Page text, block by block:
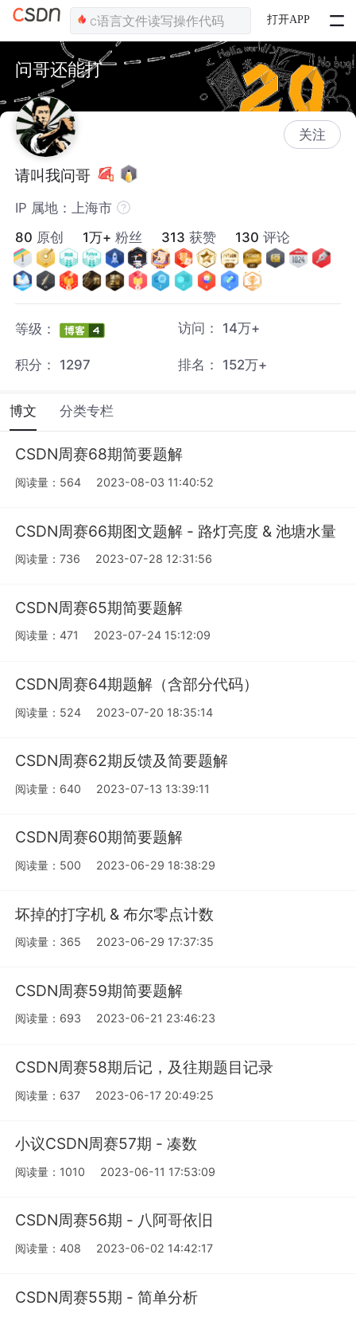
打开APP
问哥还能打
关注
请叫我问哥
IP 属地：上海市
80 原创 1万+ 粉丝 313 获赞 130 评论
等级： 访问： 14万+
积分： 1297 排名： 152万+
博文 分类专栏
CSDN周赛68期简要题解
阅读量：564 2023-08-03 11:40:52
CSDN周赛66期图文题解 - 路灯亮度 & 池塘水量
阅读量：736 2023-07-28 12:31:56
CSDN周赛65期简要题解
阅读量：471 2023-07-24 15:12:09
CSDN周赛64期题解（含部分代码）
阅读量：524 2023-07-20 18:35:14
CSDN周赛62期反馈及简要题解
阅读量：640 2023-07-13 13:39:11
CSDN周赛60期简要题解
阅读量：500 2023-06-29 18:38:29
坏掉的打字机 & 布尔零点计数
阅读量：365 2023-06-29 17:37:35
CSDN周赛59期简要题解
阅读量：693 2023-06-21 23:46:23
CSDN周赛58期后记，及往期题目记录
阅读量：637 2023-06-17 20:49:25
小议CSDN周赛57期 - 凑数
阅读量：1010 2023-06-11 17:53:09
CSDN周赛56期 - 八阿哥依旧
阅读量：408 2023-06-02 14:42:17
CSDN周赛55期 - 简单分析